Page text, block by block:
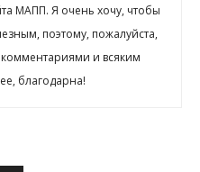
МАПП. Я очень хочу, чтобы
поэтому, пожалуйста,
и всяким
благодарна!